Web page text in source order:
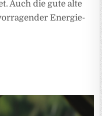
Auch die gute alte
Energie-